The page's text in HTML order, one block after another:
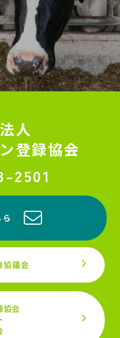
人
登録協会
2501
協議会
協会